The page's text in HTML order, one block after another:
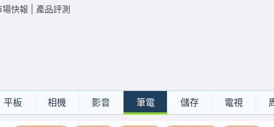
場快報 產品評測
平板 相機 影音 筆電 儲存 電視